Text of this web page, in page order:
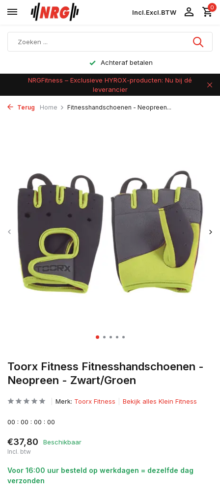
Incl.Excl.BTW
0
Achteraf betalen
NRGFitness – Exclusieve HYROX-producten: Nu bij dé
leverancier
Terug Home Fitnesshandschoenen - Neopreen...
Toorx Fitness Fitnesshandschoenen -
Neopreen - Zwart/Groen
Merk: Toorx Fitness Bekijk alles Klein Fitness
00 : 00 : 00 : 00
€37,80 Beschikbaar
Incl. btw
Voor 16:00 uur besteld op werkdagen = dezelfde dag
verzonden